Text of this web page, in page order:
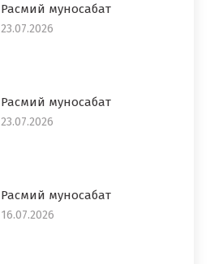
Расмий муносабат
23.07.2026
Расмий муносабат
23.07.2026
Расмий муносабат
16.07.2026